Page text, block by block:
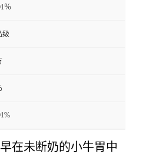
％
级
在未断奶的小牛胃中